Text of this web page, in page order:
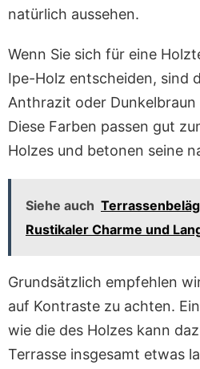
natürlich aussehen.
Wenn Sie sich für eine
Ipe-Holz entscheiden, sind
Anthrazit oder
Diese Farben passen gut
Holzes und betonen seine
Siehe auch
Rustikaler Charme und
Grundsätzlich empfehlen
auf Kontraste zu achten.
wie die des Holzes kann
Terrasse insgesamt etwas